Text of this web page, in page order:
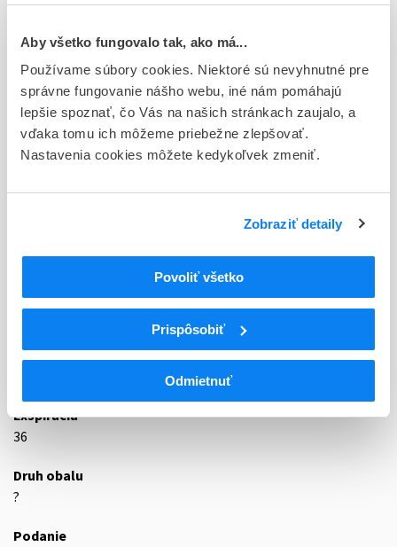
Aby všetko fungovalo tak, ako má...
Používame súbory cookies. Niektoré sú nevyhnutné pre
správne fungovanie nášho webu, iné nám pomáhajú
lepšie spoznať, čo Vás na našich stránkach zaujalo, a
vďaka tomu ich môžeme priebežne zlepšovať.
Nastavenia cookies môžete kedykoľvek zmeniť.
Zobraziť detaily
Povoliť všetko
Prispôsobiť
Odmietnuť
Typ registračnej procedúry
Európska
Držiteľ, krajina
Viatris Limited, Írsko
16 - ANTICOAGULANTIA (FIBRINOLYTICA, ANTIFIBRINOL.)
KRV A KRVOTVORNÉ ORGÁNY
ANTITROMBOTIKÁ
B01A
B01AC
Antiagreganciá trombocytov okrem heparínu
Klopidogrel
Exspirácia
36
Druh obalu
?
Podanie